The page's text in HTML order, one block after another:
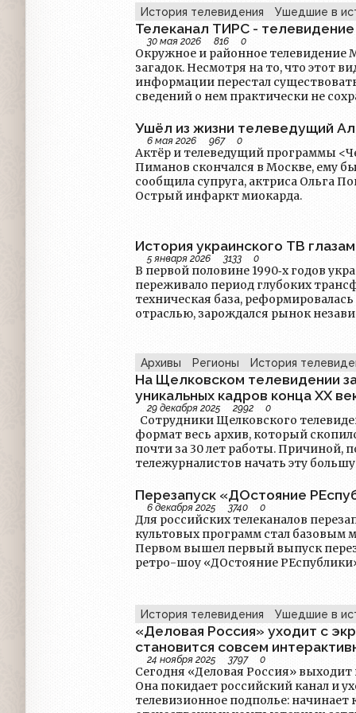
Москвы, а также имелась
программ (например, в Киеве этот
«Вторая программа Центрального
для Киева и области»). Впрочем,
общереспубликанскими, реально их
равнозначным. Сеть первого
мощными телепередатчиками,
100% покрытие территории
второй программы было меньшим,
передатчиков была порой ниже, чем
наконец, покрытие третьей
лучшего. Её видели далеко не везде,
областных центрах и крупных
использовались очень часто
сельской местности была ситуация,
стабильно принимать «первую
программы» требовались
поиски удачного места установки
программу» не помогали даже
самой антенны с бубном в руках. А
История телевидения Ушедшие в
Телеканал ТИРС -
30 мая 2026 816 0
Окружное и районное телевидение
загадок. Несмотря на то, что этот
информации перестал
сведений о нем практически не
“источниковая база” для исследователей. В
столицы существовал свой
располагался по адресу: улица 800-
Приблизительная дата начала
“ТИРС” районы Бескудниковский,
Восточное Дегунино,
поздравления с днем рождения. По
одного из районов, доступен был
из некоего кафе.
Ушёл из жизни телеведущий
6 мая 2026 967 0
Актёр и телеведущий программы
Пиманов скончался в Москве, ему
сообщила супруга, актриса Ольга
Острый инфаркт миокарда.
История украинского ТВ
5 января 2026 3133 0
В первой половине 1990‑х годов
переживало период глубоких
техническая база,
отраслью, зарождался рынок
УТ‑1, разработка инновационной
сигнала МИТРИС, создание
телевидения и радиовещания
по вопросам телевидения и
России происходила смена вех —
возникло Общественное
напрямую затронуло и украинское
общеотраслевых перемен особенно
локальные конфликты за доступ к
между негосударственной
новосозданной ТРК «Киев». Этот
конкуренцию коммерческих
между стремлением к
сложившегося эфирного баланса.
начавшаяся с решений Нацсовета о
процесс формирования нового
Украины.
Архивы Регионы История
На Щелковском телевидении
уникальных кадров конца ХХ
29 декабря 2025 2992 0
формат весь архив, который
почти за 30 лет работы. Причиной, побудившей
тележурналистов начать эту
записывали материал уже не на
Также хранящиеся в архиве кассет
приходить в негодность и был
ценнейшего материала о жизни города. Работа по
всего отснятого материала в
лет.
Перезапуск «ДОстояние
6 декабря 2025 3740 0
Для российских телеканалов
культовых программ стал базовым
Первом вышел первый выпуск
ретро-шоу «ДОстояние
История телевидения Ушедшие в
«Деловая Россия» уходит с
становится совсем
24 ноября 2025 3797 0
Сегодня «Деловая Россия»
Она покидает российский канал и
телевизионное подполье: начинает